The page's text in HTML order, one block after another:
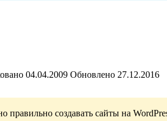
04.04.2009 Обновлено 27.12.2016
правильно создавать сайты на